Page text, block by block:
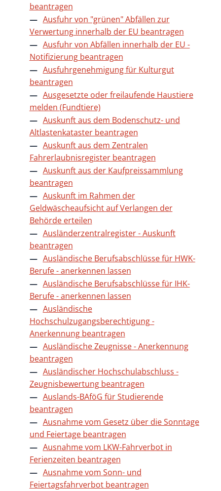
beantragen
Ausfuhr von "grünen" Abfällen zur
Verwertung innerhalb der EU beantragen
Ausfuhr von Abfällen innerhalb der EU -
Notifizierung beantragen
Ausfuhrgenehmigung für Kulturgut
beantragen
Ausgesetzte oder freilaufende Haustiere
melden (Fundtiere)
Auskunft aus dem Bodenschutz- und
Altlastenkataster beantragen
Auskunft aus dem Zentralen
Fahrerlaubnisregister beantragen
Auskunft aus der Kaufpreissammlung
beantragen
Auskunft im Rahmen der
Geldwäscheaufsicht auf Verlangen der
Behörde erteilen
Ausländerzentralregister - Auskunft
beantragen
Ausländische Berufsabschlüsse für HWK-
Berufe - anerkennen lassen
Ausländische Berufsabschlüsse für IHK-
Berufe - anerkennen lassen
Ausländische
Hochschulzugangsberechtigung -
Anerkennung beantragen
Ausländische Zeugnisse - Anerkennung
beantragen
Ausländischer Hochschulabschluss -
Zeugnisbewertung beantragen
Auslands-BAföG für Studierende
beantragen
Ausnahme vom Gesetz über die Sonntage
und Feiertage beantragen
Ausnahme vom LKW-Fahrverbot in
Ferienzeiten beantragen
Ausnahme vom Sonn- und
Feiertagsfahrverbot beantragen